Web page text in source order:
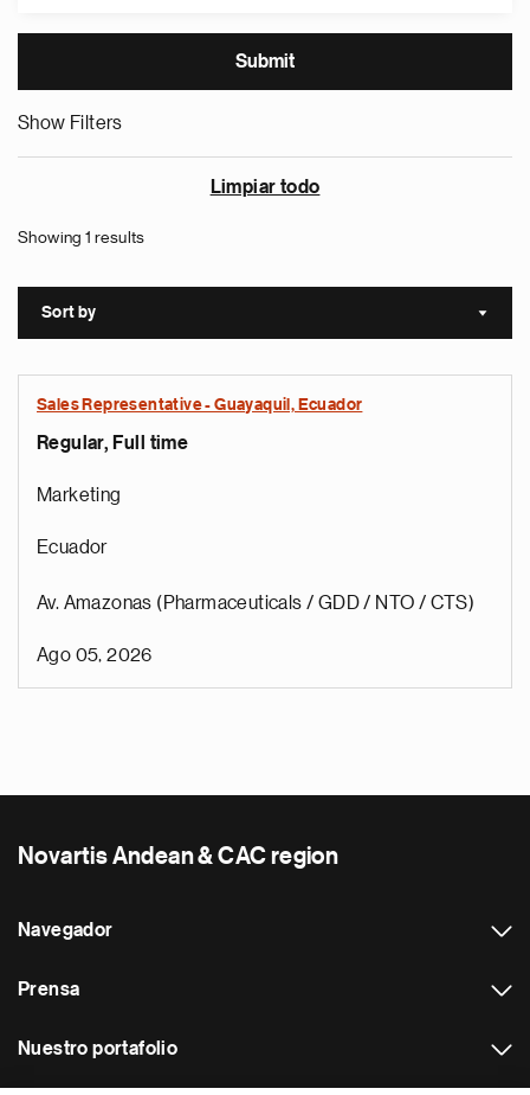
Show Filters
Limpiar todo
Showing 1 results
Sort by Sort
Sales Representative - Guayaquil, Ecuador
Regular, Full time
Marketing
Ecuador
Av. Amazonas (Pharmaceuticals / GDD / NTO / CTS)
Ago 05, 2026
Novartis Andean & CAC region
Navegador
Prensa
Nuestro portafolio